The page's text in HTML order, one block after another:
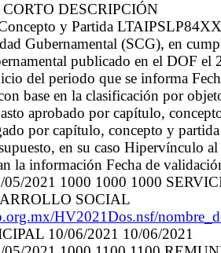
DESCRIPCIÓN
y Partida
Gubernamental (SCG), en
publicado en el DOF el
del periodo que se informa
base en la clasificación por
aprobado por capítulo,
por capítulo, concepto y
en su caso Hipervínculo
la información Fecha de
05/2021 1000 1000 1000
SOCIAL
HV2021Dos.nsf/
10/06/2021 10/06/2021